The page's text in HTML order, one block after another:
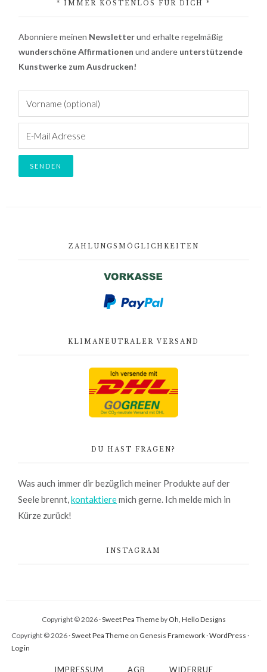
* IMMER KOSTENLOS FÜR DICH *
Abonniere meinen Newsletterund erhalte regelmäßig
wunderschöne Affirmationen und andere unterstützende
Kunstwerke zum Ausdrucken!
ZAHLUNGSMÖGLICHKEITEN
KLIMANEUTRALER VERSAND
DU HAST FRAGEN?
Was auch immer dir bezüglich meiner Produkte auf der
Seele brennt,kontaktieremich gerne. Ich melde mich in
Kürze zurück!
INSTAGRAM
Copyright © 2026 ·Sweet Pea Themeby Oh, Hello Designs
Copyright © 2026 ·Sweet Pea Themeon Genesis Framework·WordPress ·
Log in
IMPRESSUM AGB WIDERRUF